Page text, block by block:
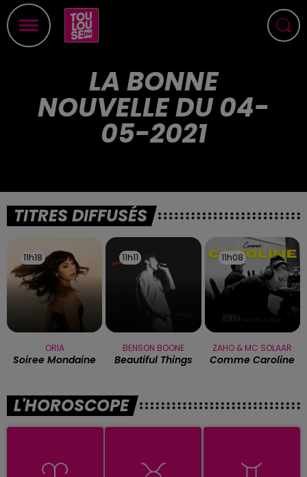
LA BONNE
NOUVELLE DU 04-
05-2021
TITRES DIFFUSÉS
11h18
11h18
ORIA
Soiree Mondaine
11h11
11h11
BENSON BOONE
Beautiful Things
11h08
11h08
ZAHO & MC SOLAAR
Comme Caroline
L'HOROSCOPE